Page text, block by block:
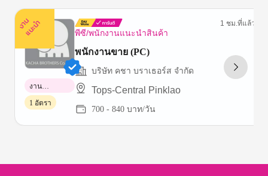
ง
า
น
แ
น
ะ
นำ พีซี/พนักงานแนะนำสินค้า
1 ชม.ที่แล้ว
พนักงานขาย (PC)
บริษัท คชา บราเธอร์ส จำกัด
Tops-Central Pinklao
700 - 840 บาท/วัน
งาน
พาร์ทไทม์
1 อัตรา
of